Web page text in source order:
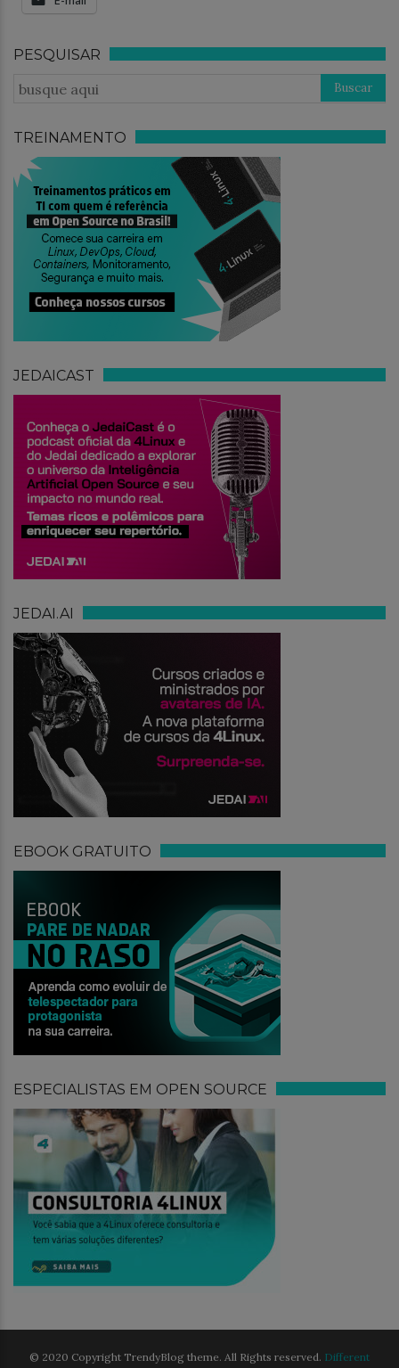
PESQUISAR
TREINAMENTO
JEDAICAST
JEDAI.AI
EBOOK GRATUITO
ESPECIALISTAS EM OPEN SOURCE
© 2020 Copyright TrendyBlog theme. All Rights reserved. Different